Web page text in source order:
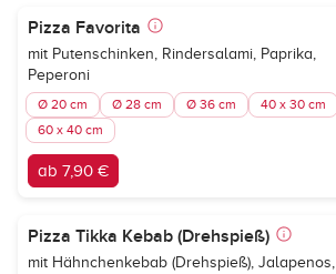
Pizza Favorita
mit Putenschinken, Rindersalami, Paprika,
Peperoni
Ø 20 cm Ø 28 cm Ø 36 cm
40 x 30 cm
60 x 40 cm
ab 7,90 €
Pizza Tikka Kebab (Drehspieß)
mit Hähnchenkebab (Drehspieß), Jalapenos,